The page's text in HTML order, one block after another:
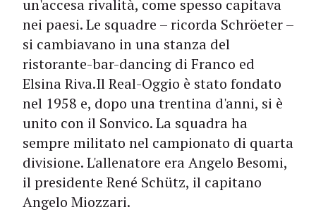
un'accesa rivalità, come spesso capitava
nei paesi. Le squadre – ricorda Schröeter –
si cambiavano in una stanza del
ristorante-bar-dancing di Franco ed
Elsina Riva.Il Real-Oggio è stato fondato
nel 1958 e, dopo una trentina d'anni, si è
unito con il Sonvico. La squadra ha
sempre militato nel campionato di quarta
divisione. L'allenatore era Angelo Besomi,
il presidente René Schütz, il capitano
Angelo Miozzari.